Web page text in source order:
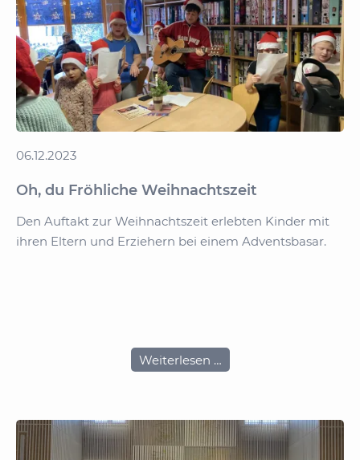
06.12.2023
Oh, du Fröhliche Weihnachtszeit
Den Auftakt zur Weihnachtszeit erlebten Kinder mit
ihren Eltern und Erziehern bei einem Adventsbasar.
Weiterlesen …Oh,
du